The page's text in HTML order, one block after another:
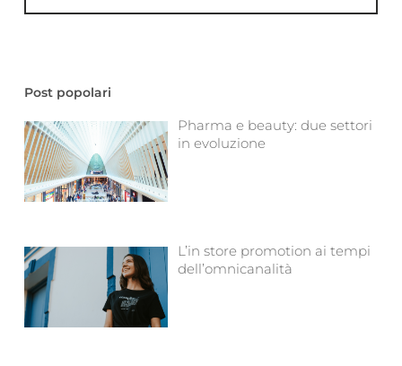
Post popolari
Pharma e beauty: due settori
in evoluzione
L’in store promotion ai tempi
dell’omnicanalità